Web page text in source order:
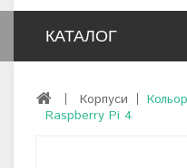
КАТАЛОГ
Корпуси
Raspberry Pi 4